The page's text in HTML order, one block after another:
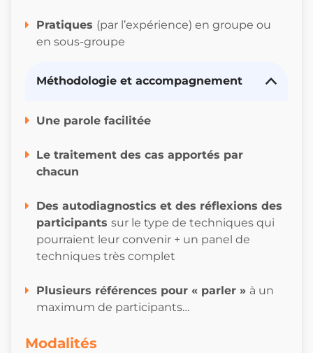
Pratiques (par l’expérience) en groupe ou
en sous-groupe
Méthodologie et accompagnement
Une parole facilitée
Le traitement des cas apportés par
chacun
Des autodiagnostics et des réflexions des
participants sur le type de techniques qui
pourraient leur convenir + un panel de
techniques très complet
Plusieurs références pour « parler » à un
maximum de participants…
Modalités